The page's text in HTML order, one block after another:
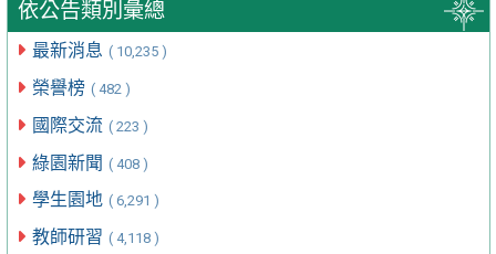
依公告類別彙總
最新消息 ( 10,235 )
榮譽榜 ( 482 )
國際交流 ( 223 )
綠園新聞 ( 408 )
學生園地 ( 6,291 )
教師研習 ( 4,118 )